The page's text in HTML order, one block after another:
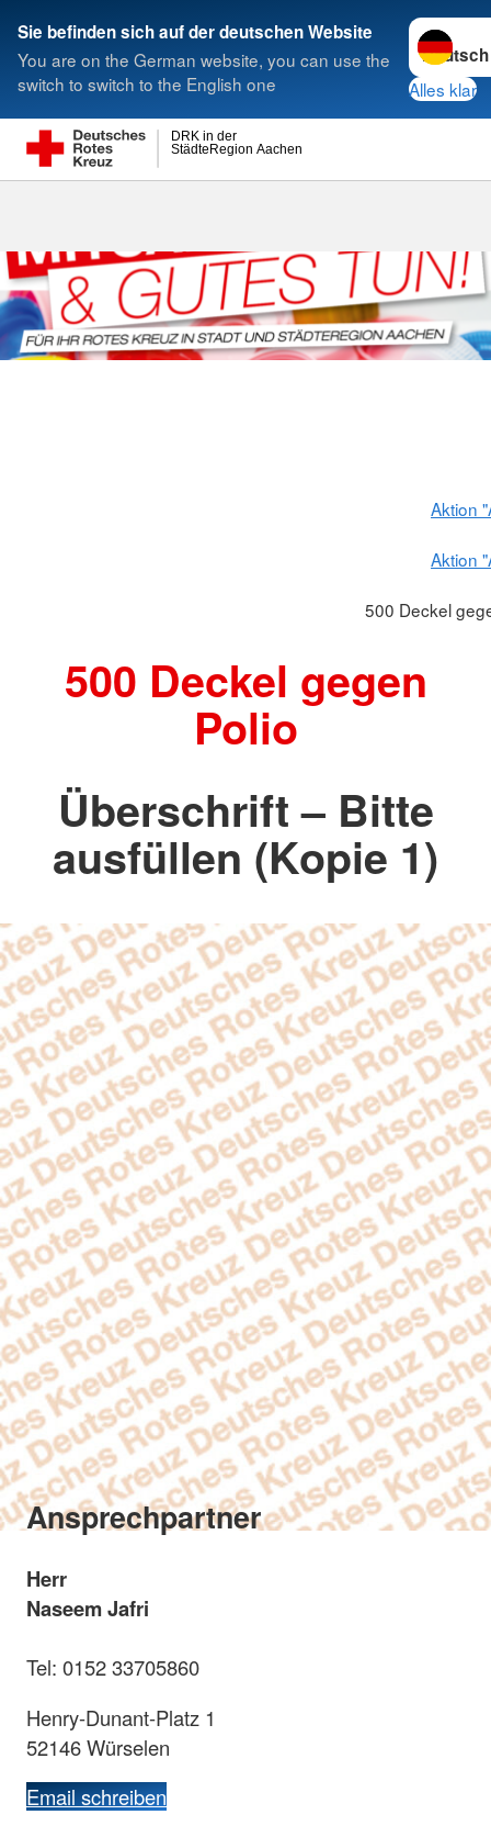
Sie befinden sich auf der deutschen Website
You are on the German website, you can use the
switch to switch to the English one
Sprache
Alles klar
StädteRegion Aachen
DRK in der
Suche
Aktion
Aktion
500 Deckel
500 Deckel gegen
Polio
Überschrift – Bitte
ausfüllen (Kopie 1)
Ansprechpartner
Herr
Naseem Jafri
Tel: 0152 33705860‬
Henry-Dunant-Platz 1
52146 Würselen
Email schreiben